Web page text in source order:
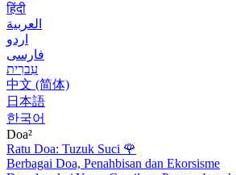
हिंदी
العربية
اردو
فارسی
עִברִית
中文 (简体)
日本語
한국어
Doa²
Ratu Doa: Tuzuk Suci 🌹
Berbagai Doa, Penahbisan dan Ekorsisme